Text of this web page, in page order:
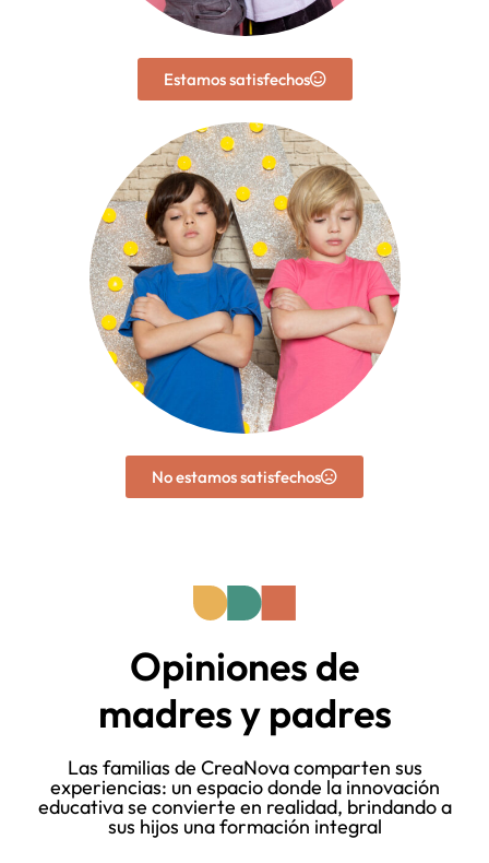
Estamos satisfechos
No estamos satisfechos
Opiniones de
madres y padres
Las familias de CreaNova comparten sus
experiencias: un espacio donde la innovación
educativa se convierte en realidad, brindando a
sus hijos una formación integral